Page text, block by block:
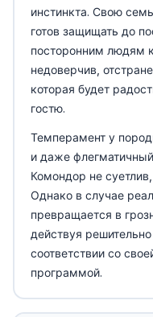
инстинкта. Свою
готов защищать до
посторонним людям
недоверчив,
которая будет
гостю.
Темперамент у
и даже
Комондор не
Однако в случае
превращается в
действуя
соответствии со
программой.